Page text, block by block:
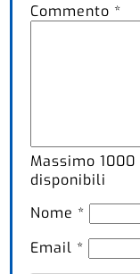
Commento *
Massimo1000
disponibili
Nome *
Email *